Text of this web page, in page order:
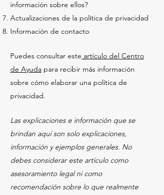
información sobre ellos?
Actualizaciones de la política de privacidad
Información de contacto
Puedes consultar este artículo del Centro
de Ayuda para recibir más información
sobre cómo elaborar una política de
privacidad.
Las explicaciones e información que se
brindan aquí son solo explicaciones,
información y ejemplos generales. No
debes considerar este artículo como
asesoramiento legal ni como
recomendación sobre lo que realmente